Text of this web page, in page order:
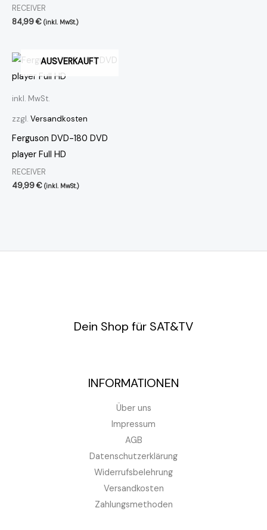
RECEIVER
84,99€ (inkl. MwSt.)
AUSVERKAUFT
inkl. MwSt.
zzgl. Versandkosten
Ferguson DVD-180 DVD
player Full HD
RECEIVER
49,99€ (inkl. MwSt.)
Dein Shop für SAT&TV
INFORMATIONEN
Über uns
Impressum
AGB
Datenschutzerklärung
Widerrufsbelehrung
Versandkosten
Zahlungsmethoden